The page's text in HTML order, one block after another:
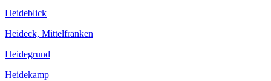
Heideblick
Heideck, Mittelfranken
Heidegrund
Heidekamp